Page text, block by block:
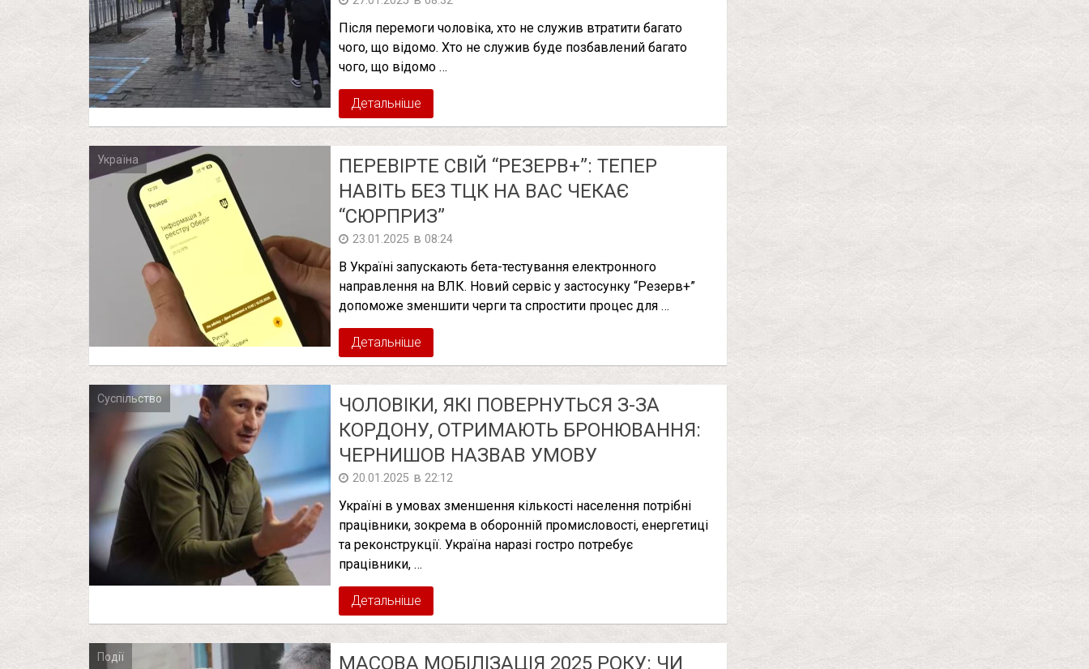
Після перемоги чоловіка, хто не служив втратити багато
чого, що відомо. Хто не служив буде позбавлений багато
чого, що відомо …
Детальніше
Україна
ПЕРЕВІРТЕ СВІЙ “РЕЗЕРВ+”: ТЕПЕР
НАВІТЬ БЕЗ ТЦК НА ВАС ЧЕКАЄ
“СЮРПРИЗ”
23.01.2025 в 08:24
В Україні запускають бета-тестування електронного
направлення на ВЛК. Новий сервіс у застосунку “Резерв+”
допоможе зменшити черги та спростити процес для …
Детальніше
Суспільство
ЧОЛОВІКИ, ЯКІ ПОВЕРНУТЬСЯ З-ЗА
КОРДОНУ, ОТРИМАЮТЬ БРОНЮВАННЯ:
ЧЕРНИШОВ НАЗВАВ УМОВУ
20.01.2025 в 22:12
Україні в умовах зменшення кількості населення потрібні
працівники, зокрема в оборонній промисловості, енергетиці
та реконструкції. Україна наразі гостро потребує
працівники, …
Детальніше
Події МАСОВА МОБІЛІЗАЦІЯ 2025 РОКУ: ЧИ